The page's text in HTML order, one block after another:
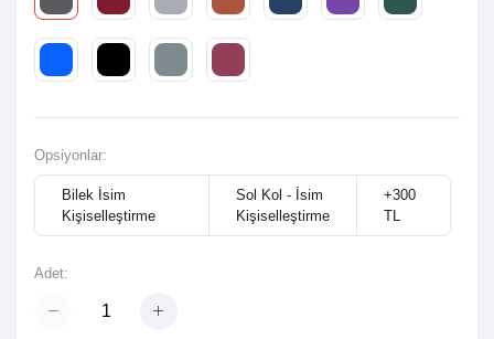
Opsiyonlar:
Bilek İsim
Kişiselleştirme
Sol Kol - İsim
Kişiselleştirme
+300
TL
Adet: